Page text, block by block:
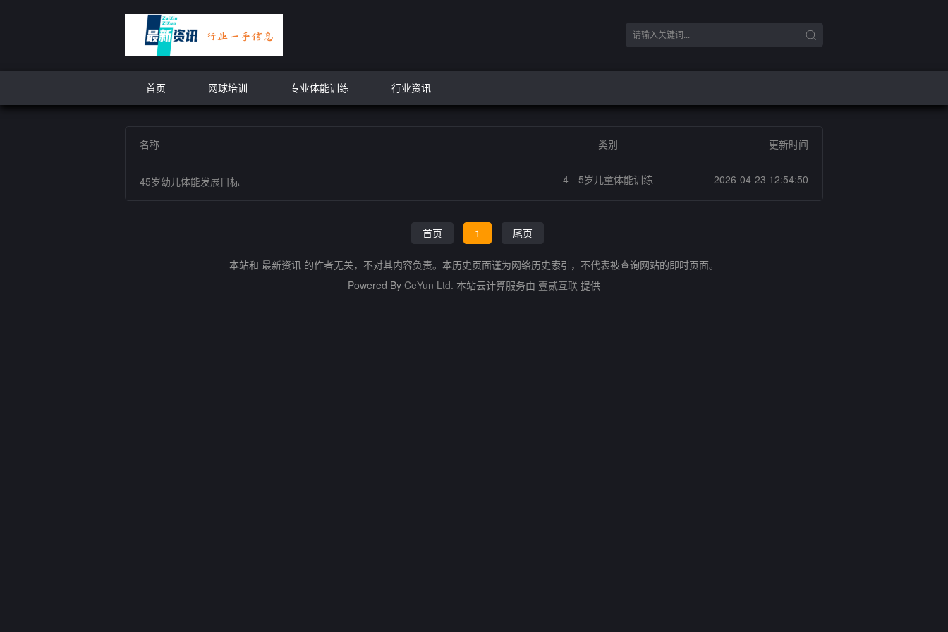
首页 网球培训 专业体能训练 行业资讯
名称 类别 更新时间
45岁幼儿体能发展目标 4—5岁儿童体能训练 2026-04-23 12:54:50
首页 1 尾页
本站和 最新资讯 的作者无关，不对其内容负责。本历史页面谨为网络历史索引，不代表被查询网站的即时页面。
Powered By CeYun Ltd. 本站云计算服务由 壹贰互联 提供